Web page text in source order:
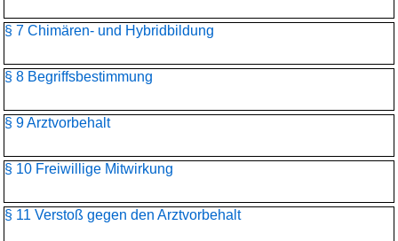
§ 7 Chimären- und Hybridbildung
§ 8 Begriffsbestimmung
§ 9 Arztvorbehalt
§ 10 Freiwillige Mitwirkung
§ 11 Verstoß gegen den Arztvorbehalt